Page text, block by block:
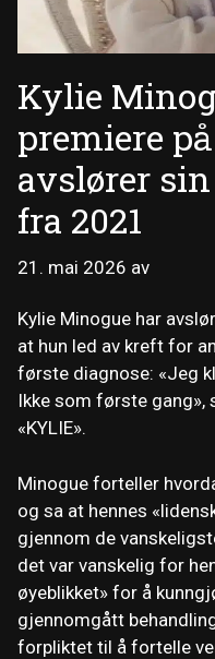
Kylie
premiere
avslører
fra 2021
21. mai 2026 av
Kylie Minogue har
at hun led av kreft for
første diagnose: «Jeg
Ikke som første gang»,
«KYLIE».
Minogue forteller
og sa at hennes
gjennom de
det var vanskelig for
øyeblikket» for å
gjennomgått
forpliktet til å fortelle